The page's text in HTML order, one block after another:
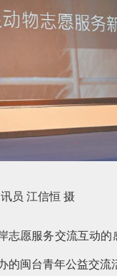
员 江信恒 摄
愿服务交流互动
闽台青年公益交流